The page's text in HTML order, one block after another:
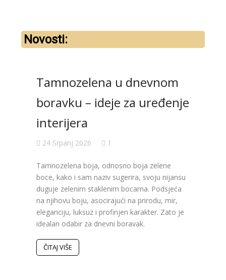
Novosti:
Tamnozelena u dnevnom
boravku – ideje za uređenje
interijera
24 Srpanj 2026 1
Tamnozelena boja, odnosno boja zelene
boce, kako i sam naziv sugerira, svoju nijansu
duguje zelenim staklenim bocama. Podsjeća
na njihovu boju, asocirajući na prirodu, mir,
eleganciju, luksuz i profinjen karakter. Zato je
idealan odabir za dnevni boravak.
ČITAJ VIŠE